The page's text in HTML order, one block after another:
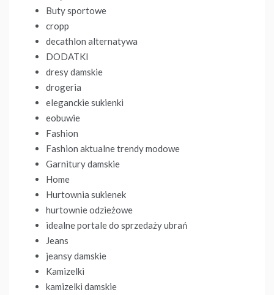
Buty sportowe
cropp
decathlon alternatywa
DODATKI
dresy damskie
drogeria
eleganckie sukienki
eobuwie
Fashion
Fashion aktualne trendy modowe
Garnitury damskie
Home
Hurtownia sukienek
hurtownie odzieżowe
idealne portale do sprzedaży ubrań
Jeans
jeansy damskie
Kamizelki
kamizelki damskie